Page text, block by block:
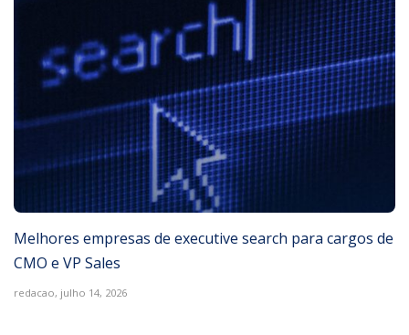
Melhores empresas de executive search para cargos de
CMO e VP Sales
redacao, julho 14, 2026